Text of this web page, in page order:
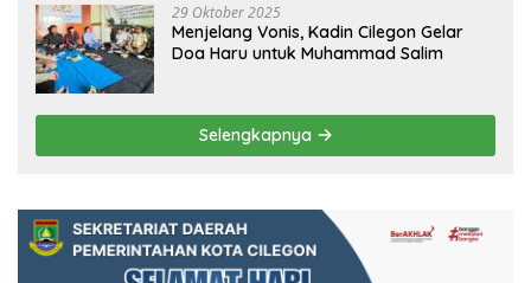
29 Oktober 2025
Menjelang Vonis, Kadin Cilegon Gelar
Doa Haru untuk Muhammad Salim
Selengkapnya